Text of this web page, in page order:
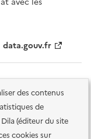
des contenus
de
(éditeur du site
cookies sur
data.gouv.fr